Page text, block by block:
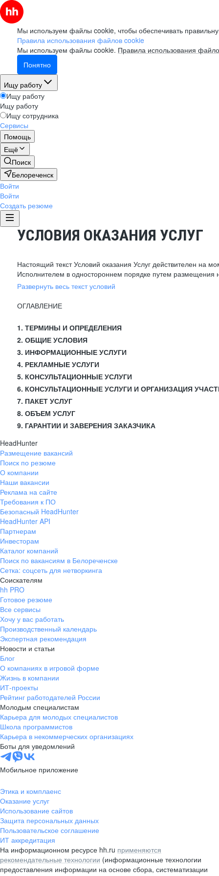
Мы используем файлы cookie, чтобы обеспечивать
Правила использования файлов cookie
Мы используем файлы cookie. Правила использования
Понятно
Ищу работу
Ищу работу
Ищу работу
Ищу сотрудника
Сервисы
Помощь
Ещё
Поиск
Белореченск
Войти
Войти
Создать резюме
УСЛОВИЯ ОКАЗАНИЯ УСЛУГ
Настоящий текст Условий оказания Услуг действителен на
Исполнителем в одностороннем порядке путем размещения
Развернуть весь текст условий
ОГЛАВЛЕНИЕ
1. ТЕРМИНЫ И ОПРЕДЕЛЕНИЯ
2. ОБЩИЕ УСЛОВИЯ
3. ИНФОРМАЦИОННЫЕ УСЛУГИ
4. РЕКЛАМНЫЕ УСЛУГИ
5. КОНСУЛЬТАЦИОННЫЕ УСЛУГИ
6. КОНСУЛЬТАЦИОННЫЕ УСЛУГИ И ОРГАНИЗАЦИЯ
7. ПАКЕТ УСЛУГ
8. ОБЪЕМ УСЛУГ
9. ГАРАНТИИ И ЗАВЕРЕНИЯ ЗАКАЗЧИКА
HeadHunter
Размещение вакансий
Поиск по резюме
О компании
Наши вакансии
Реклама на сайте
Требования к ПО
Безопасный HeadHunter
HeadHunter API
Партнерам
Инвесторам
Каталог компаний
Поиск по вакансиям в Белореченске
Сетка: соцсеть для нетворкинга
Соискателям
hh PRO
Готовое резюме
Все сервисы
Хочу у вас работать
Производственный календарь
Экспертная рекомендация
Новости и статьи
Блог
О компаниях в игровой форме
Жизнь в компании
ИТ-проекты
Рейтинг работодателей России
Молодым специалистам
Карьера для молодых специалистов
Школа программистов
Карьера в некоммерческих организациях
Боты для уведомлений
Мобильное приложение
Этика и комплаенс
Оказание услуг
Использование сайтов
Защита персональных данных
Пользовательское соглашение
ИТ аккредитация
На информационном ресурсе hh.ru применяются
рекомендательные технологии (информационные технологии
предоставления информации на основе сбора, систематизации